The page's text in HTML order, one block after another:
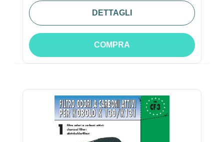
DETTAGLI
COMPRA